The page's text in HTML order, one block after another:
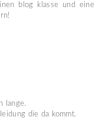
blog klasse und eine
lange.
die da kommt.